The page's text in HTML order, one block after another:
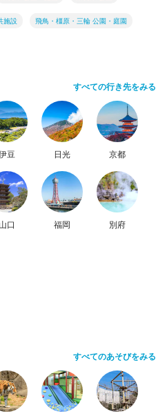
施設 飛鳥・橿原・三輪 公園・庭園
すべての行き先をみる
豆 日光 京都
山口 福岡 別府
すべてのあそびをみる